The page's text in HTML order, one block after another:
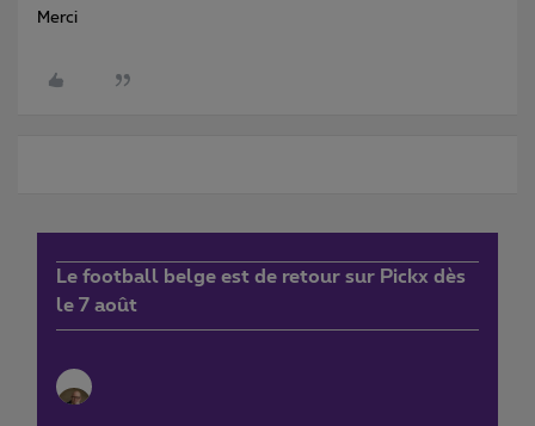
Merci
Le football belge est de retour sur Pickx dès
le 7 août